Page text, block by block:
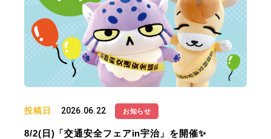
投稿日 2026.06.22 お知らせ
8/2(日)「交通安全フェアin宇治」を開催✨